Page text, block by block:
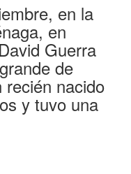
en la
en
Guerra
de
nacido
y tuvo una